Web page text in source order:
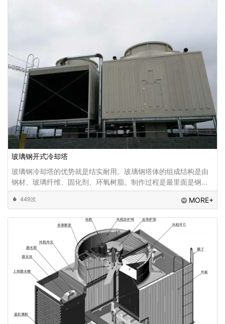
玻璃钢开式冷却塔
玻璃钢冷却塔的优势就是结实耐用。玻璃钢塔体的组成结构是由
钢材、玻璃纤维、固化剂、环氧树脂。制作过程是最里面是钢
材，然后铺上玻璃纤维和树脂，随后刷固化剂。放置几天透干
449次 MORE+